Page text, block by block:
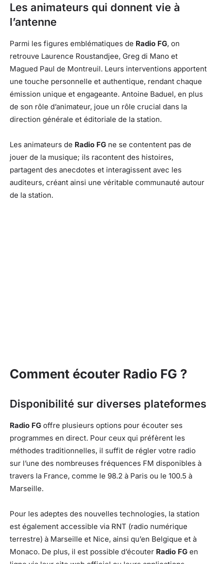
Les animateurs qui donnent vie à
l’antenne
Parmi les figures emblématiques de Radio FG, on
retrouve Laurence Roustandjee, Greg di Mano et
Magued Paul de Montreuil. Leurs interventions apportent
une touche personnelle et authentique, rendant chaque
émission unique et engageante. Antoine Baduel, en plus
de son rôle d’animateur, joue un rôle crucial dans la
direction générale et éditoriale de la station.
Les animateurs de Radio FG ne se contentent pas de
jouer de la musique; ils racontent des histoires,
partagent des anecdotes et interagissent avec les
auditeurs, créant ainsi une véritable communauté autour
de la station.
Comment écouter Radio FG ?
Disponibilité sur diverses plateformes
Radio FG offre plusieurs options pour écouter ses
programmes en direct. Pour ceux qui préfèrent les
méthodes traditionnelles, il suffit de régler votre radio
sur l’une des nombreuses fréquences FM disponibles à
travers la France, comme le 98.2 à Paris ou le 100.5 à
Marseille.
Pour les adeptes des nouvelles technologies, la station
est également accessible via RNT (radio numérique
terrestre) à Marseille et Nice, ainsi qu’en Belgique et à
Monaco. De plus, il est possible d’écouter Radio FG en